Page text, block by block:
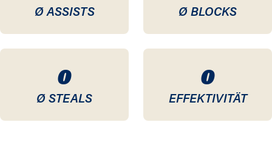
Ø ASSISTS Ø BLOCKS
0
Ø STEALS
0
EFFEKTIVITÄT